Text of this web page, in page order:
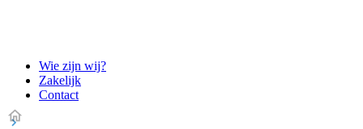
Wie zijn wij?
Zakelijk
Contact